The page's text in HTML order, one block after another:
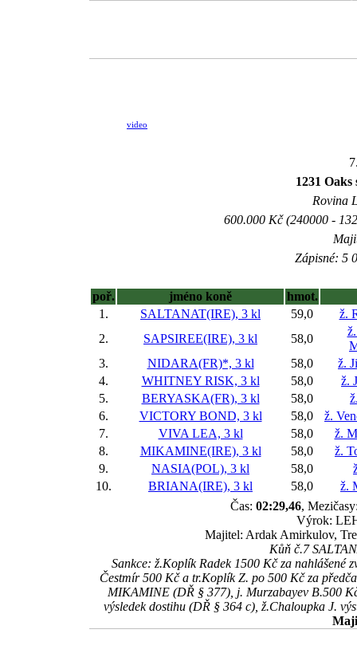
video
1231
Rovina
600.000 Kč (240000 -
Zápisné: 5
poř. jméno koně
hmot.
1.
SALTANAT(IRE), 3 kl 59,0
ž.
2.
SAPSIREE(IRE), 3 kl 58,0
3.
NIDARA(FR)*, 3 kl 58,0
ž.
4.
WHITNEY RISK, 3 kl 58,0
ž.
5.
BERYASKA(FR), 3 kl 58,0
6.
VICTORY BOND, 3 kl 58,0
ž.
7.
VIVA LEA, 3 kl 58,0
ž.
8.
MIKAMINE(IRE), 3 kl 58,0
ž.
9.
NASIA(POL), 3 kl 58,0
10.
BRIANA(IRE), 3 kl 58,0
ž.
Čas: 02:29,46,
Výrok:
Majitel: Ardak Amirkulov,
Kůň č.7
Sankce: ž.Koplík Radek 1500 Kč za nahlášené
Čestmír 500 Kč a tr.Koplík Z. po 500 Kč za
MIKAMINE (DŘ § 377), j. Murzabayev B.500
výsledek dostihu (DŘ § 364 c), ž.Chaloupka J.